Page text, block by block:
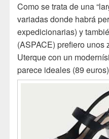
Como se trata de una
variadas donde habrá
expedicionarias) y
(ASPACE) prefiero unos
Uterque con un
parece ideales (89